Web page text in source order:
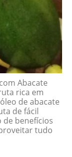
Abacate
rica em
de abacate
de fácil
de benefícios
tudo